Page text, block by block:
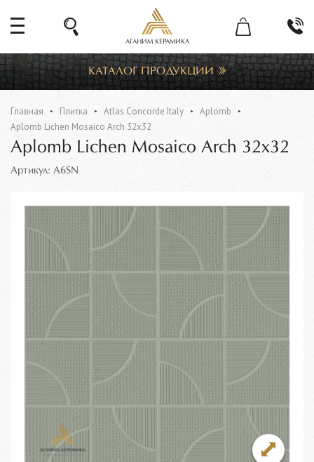
АГАНИМ КЕРАМИКА
КАТАЛОГ ПРОДУКЦИИ
Главная Плитка Atlas Concorde Italy
Aplomb
Aplomb Lichen Mosaico Arch 32x32
Aplomb Lichen Mosaico Arch 32x32
Артикул: A6SN